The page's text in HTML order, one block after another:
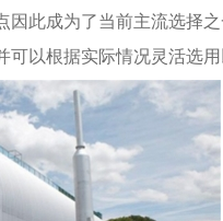
此成为了当前主流选择
以根据实际情况灵活选用